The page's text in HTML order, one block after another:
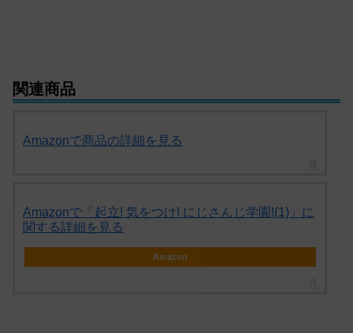
関連商品
Amazonで商品の詳細を見る
Amazonで「起立! 気をつけ! にじさんじ学園!(1)」に
関する詳細を見る
Amazon